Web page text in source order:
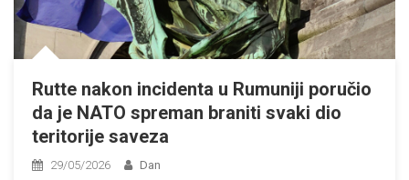
Rutte nakon incidenta u Rumuniji poručio
da je NATO spreman braniti svaki dio
teritorije saveza
29/05/2026 Dan